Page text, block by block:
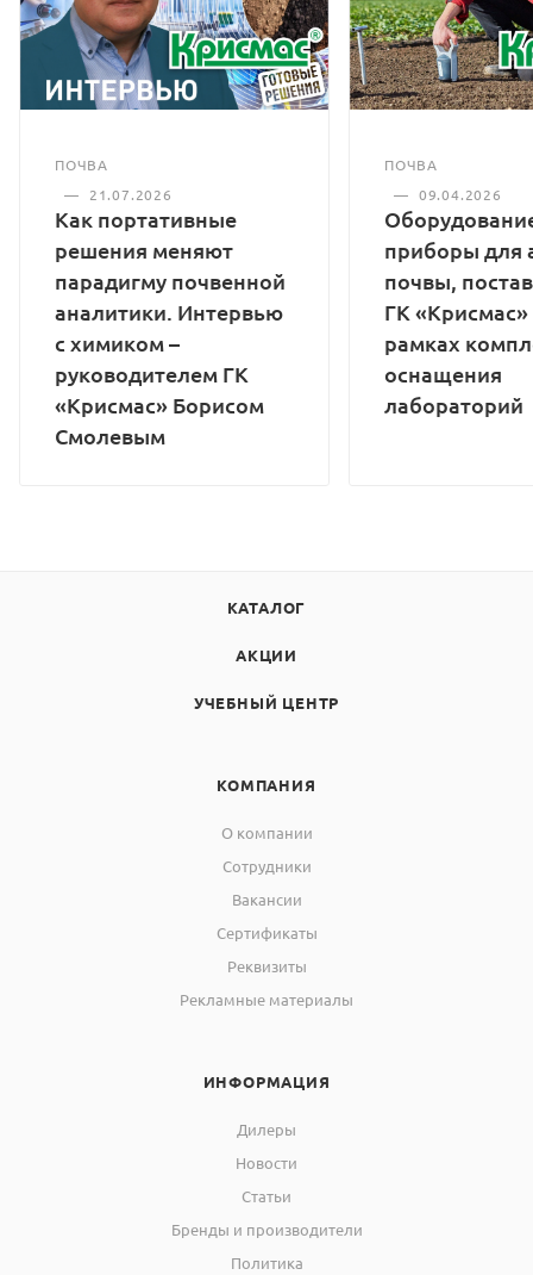
Области применения
прямое измерение рН в
почве / субстратах и в
водных растворах
ПОЧВА
—
21.07.2026
Как портативные
решения меняют
парадигму почвенной
аналитики. Интервью
с химиком –
руководителем ГК
«Крисмас» Борисом
Смолевым
ПОЧВА
— 09.04.2026
приборы для
почвы,
ГК «Крисмас»
рамках
оснащения
лабораторий
КАТАЛОГ
АКЦИИ
УЧЕБНЫЙ ЦЕНТР
КОМПАНИЯ
О компании
Сотрудники
Вакансии
Сертификаты
Реквизиты
Рекламные материалы
ИНФОРМАЦИЯ
Дилеры
Новости
Статьи
Бренды и производители
Политика